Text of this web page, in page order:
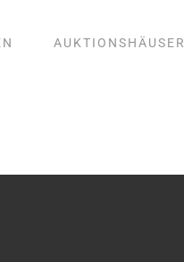
AUKTIONSHÄUSER